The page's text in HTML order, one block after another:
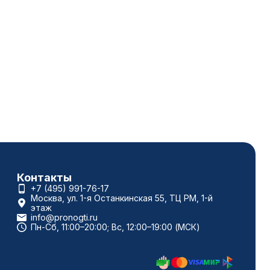
Контакты
+7 (495) 991-76-17
Москва, ул. 1-я Останкинская 55, ТЦ РМ, 1-й
этаж
info@pronogti.ru
Пн-Сб, 11:00–20:00; Вс, 12:00–19:00 (МСК)